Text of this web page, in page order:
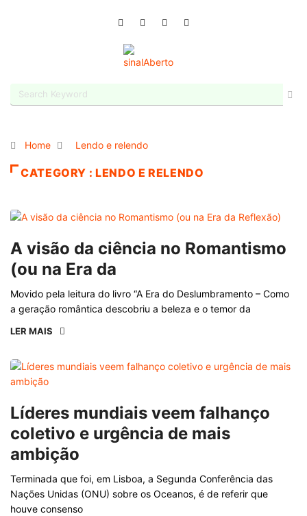
Home Lendo e relendo
CATEGORY : LENDO E RELENDO
A visão da ciência no Romantismo
(ou na Era da
Movido pela leitura do livro “A Era do Deslumbramento – Como
a geração romântica descobriu a beleza e o temor da
LER MAIS
Líderes mundiais veem falhanço
coletivo e urgência de mais
ambição
Terminada que foi, em Lisboa, a Segunda Conferência das
Nações Unidas (ONU) sobre os Oceanos, é de referir que
houve consenso